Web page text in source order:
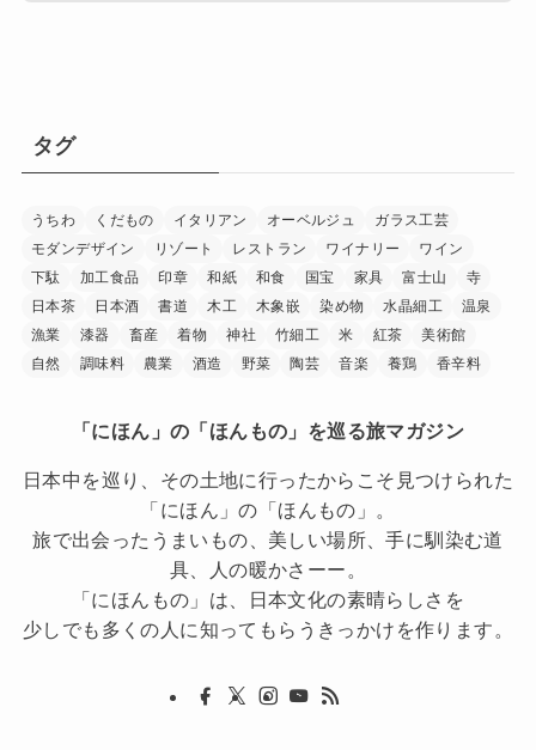
タグ
うちわ くだもの イタリアン オーベルジュ
ガラス工芸
モダンデザイン
リゾート レストラン ワイナリー
ワイン
下駄
加工食品 印章 和紙 和食 国宝 家具 富士山
寺
日本茶
日本酒 書道 木工 木象嵌 染め物 水晶細工
温泉
漁業
漆器 畜産 着物 神社 竹細工 米 紅茶
美術館
自然
調味料 農業 酒造 野菜 陶芸 音楽 養鶏 香辛料
「にほん」の「ほんもの」を巡る旅マガジン
日本中を巡り、その土地に行ったからこそ見つけられた
「にほん」の「ほんもの」。
旅で出会ったうまいもの、美しい場所、手に馴染む道
具、人の暖かさーー。
「にほんもの」は、日本文化の素晴らしさを
少しでも多くの人に知ってもらうきっかけを作ります。